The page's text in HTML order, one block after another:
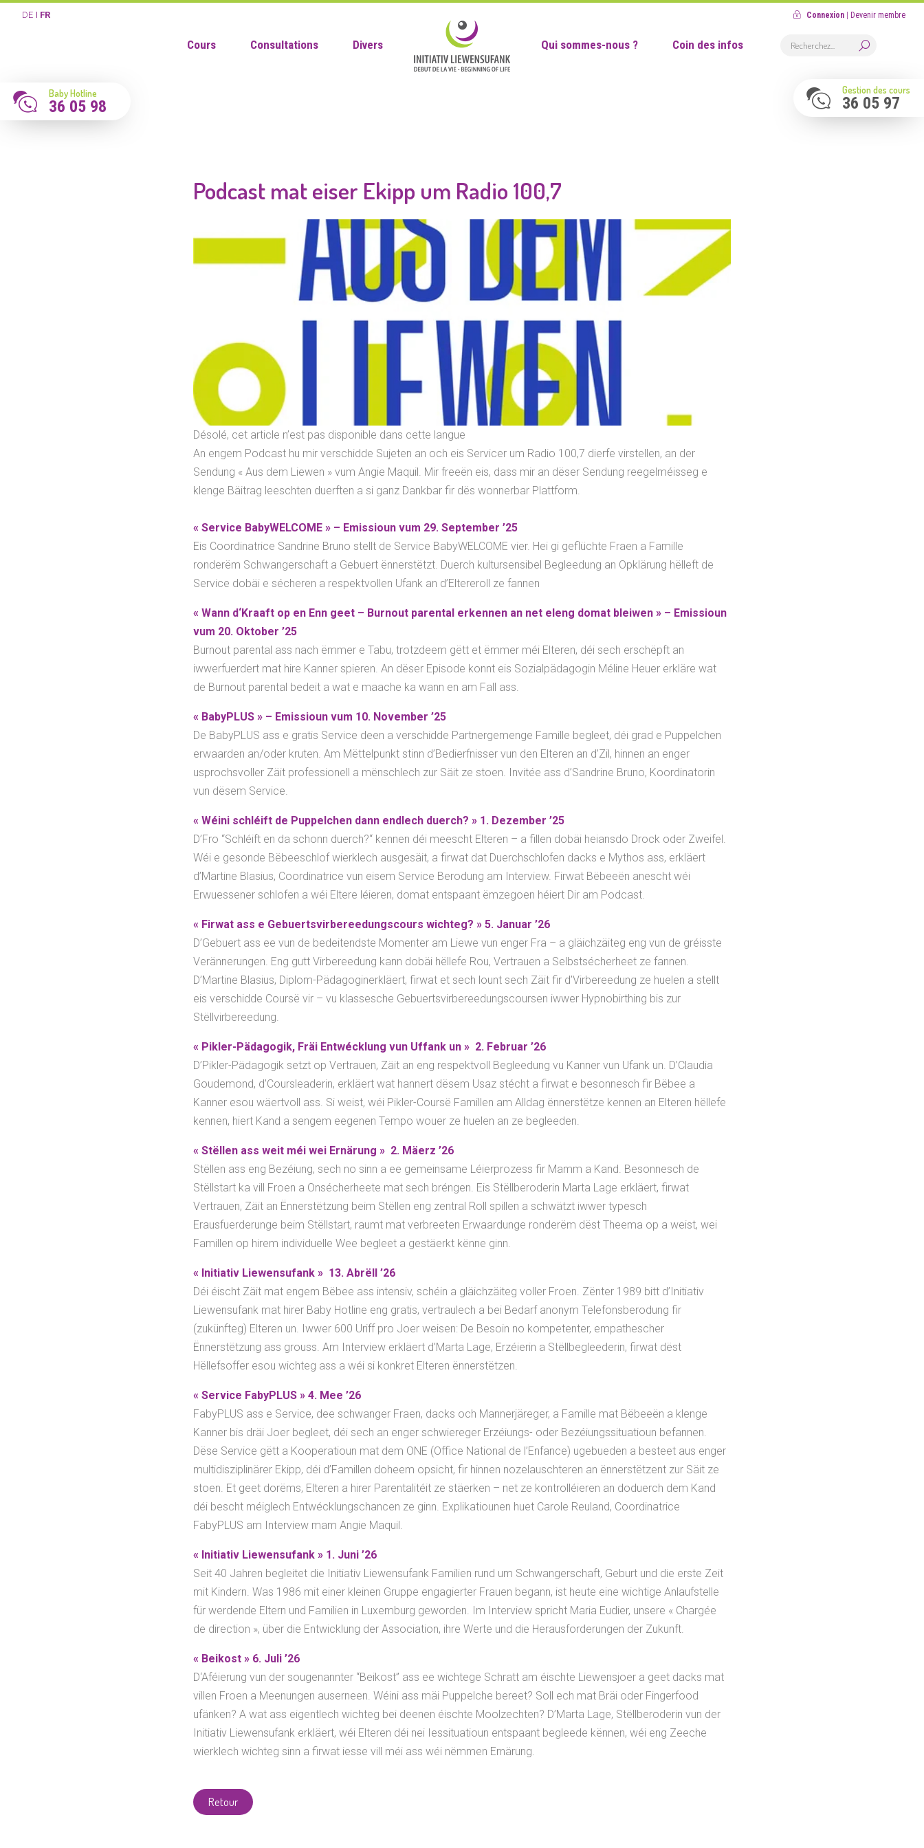
DE FR Connexion Devenir membre
Cours Consultations Divers Qui sommes-nous ? Coin des infos
Baby Hotline
36 05 98
Gestion des cours
36 05 97
Podcast mat eiser Ekipp um Radio 100,7
Désolé, cet article n’est pas disponible dans cette langue
An engem Podcast hu mir verschidde Sujeten an och eis Servicer um Radio 100,7 dierfe virstellen, an der
Sendung « Aus dem Liewen » vum Angie Maquil. Mir freeën eis, dass mir an dëser Sendung reegelméisseg e
klenge Bäitrag leeschten duerften a si ganz Dankbar fir dës wonnerbar Plattform.
« Service BabyWELCOME » – Emissioun vum 29. September ’25
Eis Coordinatrice Sandrine Bruno stellt de Service BabyWELCOME vier. Hei gi geflüchte Fraen a Famille
ronderëm Schwangerschaft a Gebuert ënnerstëtzt. Duerch kultursensibel Begleedung an Opklärung hëlleft de
Service dobäi e sécheren a respektvollen Ufank an d’Eltereroll ze fannen
« Wann d‘Kraaft op en Enn geet – Burnout parental erkennen an net eleng domat bleiwen » – Emissioun
vum 20. Oktober ’25
Burnout parental ass nach ëmmer e Tabu, trotzdeem gëtt et ëmmer méi Elteren, déi sech erschëpft an
iwwerfuerdert mat hire Kanner spieren. An dëser Episode konnt eis Sozialpädagogin Méline Heuer erkläre wat
de Burnout parental bedeit a wat e maache ka wann en am Fall ass.
« BabyPLUS » – Emissioun vum 10. November ’25
De BabyPLUS ass e gratis Service deen a verschidde Partnergemenge Famille begleet, déi grad e Puppelchen
erwaarden an/oder kruten. Am Mëttelpunkt stinn d’Bedierfnisser vun den Elteren an d’Zil, hinnen an enger
usprochsvoller Zäit professionell a mënschlech zur Säit ze stoen. Invitée ass d’Sandrine Bruno, Koordinatorin
vun dësem Service.
« Wéini schléift de Puppelchen dann endlech duerch? » 1. Dezember ’25
D’Fro “Schléift en da schonn duerch?“ kennen déi meescht Elteren – a fillen dobäi heiansdo Drock oder Zweifel.
Wéi e gesonde Bëbeeschlof wierklech ausgesäit, a firwat dat Duerchschlofen dacks e Mythos ass, erkläert
d’Martine Blasius, Coordinatrice vun eisem Service Berodung am Interview. Firwat Bëbeeën anescht wéi
Erwuessener schlofen a wéi Eltere léieren, domat entspaant ëmzegoen héiert Dir am Podcast.
« Firwat ass e Gebuertsvirbereedungscours wichteg? » 5. Januar ’26
D’Gebuert ass ee vun de bedeitendste Momenter am Liewe vun enger Fra – a gläichzäiteg eng vun de gréisste
Verännerungen. Eng gutt Virbereedung kann dobäi hëllefe Rou, Vertrauen a Selbstsécherheet ze fannen.
D’Martine Blasius, Diplom-Pädagoginerkläert, firwat et sech lount sech Zäit fir d’Virbereedung ze huelen a stellt
eis verschidde Coursë vir – vu klassesche Gebuertsvirbereedungscoursen iwwer Hypnobirthing bis zur
Stëllvirbereedung.
« Pikler-Pädagogik, Fräi Entwécklung vun Uffank un » 2. Februar ’26
D’Pikler-Pädagogik setzt op Vertrauen, Zäit an eng respektvoll Begleedung vu Kanner vun Ufank un. D’Claudia
Goudemond, d’Coursleaderin, erkläert wat hannert dësem Usaz stécht a firwat e besonnesch fir Bëbee a
Kanner esou wäertvoll ass. Si weist, wéi Pikler-Coursë Famillen am Alldag ënnerstëtze kennen an Elteren hëllefe
kennen, hiert Kand a sengem eegenen Tempo wouer ze huelen an ze begleeden.
« Stëllen ass weit méi wei Ernärung » 2. Mäerz ’26
Stëllen ass eng Bezéiung, sech no sinn a ee gemeinsame Léierprozess fir Mamm a Kand. Besonnesch de
Stëllstart ka vill Froen a Onsécherheete mat sech bréngen. Eis Stëllberoderin Marta Lage erkläert, firwat
Vertrauen, Zäit an Ënnerstëtzung beim Stëllen eng zentral Roll spillen a schwätzt iwwer typesch
Erausfuerderunge beim Stëllstart, raumt mat verbreeten Erwaardunge ronderëm dëst Theema op a weist, wei
Famillen op hirem individuelle Wee begleet a gestäerkt kënne ginn.
« Initiativ Liewensufank » 13. Abrëll ’26
Déi éischt Zäit mat engem Bëbee ass intensiv, schéin a gläichzäiteg voller Froen. Zënter 1989 bitt d’Initiativ
Liewensufank mat hirer Baby Hotline eng gratis, vertraulech a bei Bedarf anonym Telefonsberodung fir
(zukünfteg) Elteren un. Iwwer 600 Uriff pro Joer weisen: De Besoin no kompetenter, empathescher
Ënnerstëtzung ass grouss. Am Interview erkläert d’Marta Lage, Erzéierin a Stëllbegleederin, firwat dëst
Hëllefsoffer esou wichteg ass a wéi si konkret Elteren ënnerstëtzen.
« Service FabyPLUS » 4. Mee ’26
FabyPLUS ass e Service, dee schwanger Fraen, dacks och Mannerjäreger, a Famille mat Bëbeeën a klenge
Kanner bis dräi Joer begleet, déi sech an enger schwiereger Erzéiungs- oder Bezéiungssituatioun befannen.
Dëse Service gëtt a Kooperatioun mat dem ONE (Office National de l’Enfance) ugebueden a besteet aus enger
multidisziplinärer Ekipp, déi d’Famillen doheem opsicht, fir hinnen nozelauschteren an ënnerstëtzent zur Säit ze
stoen. Et geet dorëms, Elteren a hirer Parentalitéit ze stäerken – net ze kontrolléieren an doduerch dem Kand
déi bescht méiglech Entwécklungschancen ze ginn. Explikatiounen huet Carole Reuland, Coordinatrice
FabyPLUS am Interview mam Angie Maquil.
« Initiativ Liewensufank » 1. Juni ’26
Seit 40 Jahren begleitet die Initiativ Liewensufank Familien rund um Schwangerschaft, Geburt und die erste Zeit
mit Kindern. Was 1986 mit einer kleinen Gruppe engagierter Frauen begann, ist heute eine wichtige Anlaufstelle
für werdende Eltern und Familien in Luxemburg geworden. Im Interview spricht Maria Eudier, unsere « Chargée
de direction », über die Entwicklung der Association, ihre Werte und die Herausforderungen der Zukunft.
« Beikost » 6. Juli ’26
D‘Aféierung vun der sougenannter “Beikost” ass ee wichtege Schratt am éischte Liewensjoer a geet dacks mat
villen Froen a Meenungen auserneen. Wéini ass mäi Puppelche bereet? Soll ech mat Bräi oder Fingerfood
ufänken? A wat ass eigentlech wichteg bei deenen éischte Moolzechten? D’Marta Lage, Stëllberoderin vun der
Initiativ Liewensufank erkläert, wéi Elteren déi nei Iessituatioun entspaant begleede kënnen, wéi eng Zeeche
wierklech wichteg sinn a firwat iesse vill méi ass wéi nëmmen Ernärung.
Retour